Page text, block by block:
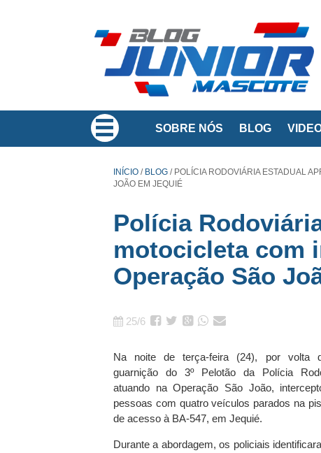
SOBRE NÓS BLOG
INÍCIO / BLOG /POLÍCIA RODOVIÁRIA ESTADUAL
JOÃO EM JEQUIÉ
Polícia
motocicleta com
Operação São
25/6
Na noite de terça-feira (24), por volta
guarnição do 3º Pelotão da Polícia
atuando na Operação São João,
pessoas com quatro veículos parados na
de acesso à BA-547, em Jequié.
Durante a abordagem, os policiais